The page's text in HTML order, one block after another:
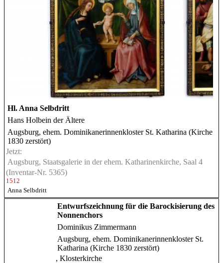
Hl. Anna Selbdritt
Hans Holbein der Ältere
Augsburg, ehem. Dominikanerinnenkloster St. Katharina (Kirche
1830 zerstört)
Jetzt:
Augsburg, Staatsgalerie in der ehem. Katharinenkirche, Saal 4
(Inventar-Nr. 5365)
1512
Anna Selbdritt
Entwurfszeichnung für die Barockisierung des
Nonnenchors
Dominikus Zimmermann
Augsburg, ehem. Dominikanerinnenkloster St.
Katharina (Kirche 1830 zerstört)
, Klosterkirche